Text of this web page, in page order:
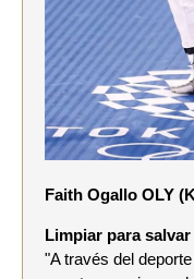
Faith Ogallo OLY
Limpiar para
"A través del